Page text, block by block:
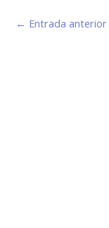
← Entrada anterior